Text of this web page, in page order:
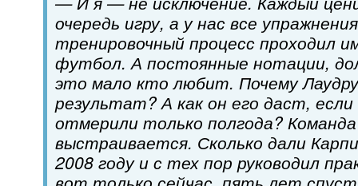
очередь игру, а у нас все
тренировочный процесс проходил
футбол. А постоянные нотации,
это мало кто любит. Почему
результат? А как он его даст, если
отмерили только полгода?
выстраивается. Сколько дали
2008 году и с тех пор руководил